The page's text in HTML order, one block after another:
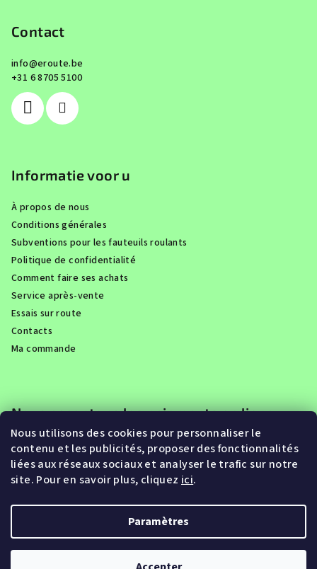
Nous utilisons des cookies pour personnaliser le
contenu et les publicités, proposer des fonctionnalités
liées aux réseaux sociaux et analyser le trafic sur notre
site. Pour en savoir plus, cliquez ici.
Paramètres
Contact
info@eroute.be
+31 6 8705 5100
Informatie voor u
À propos de nous
Conditions générales
Subventions pour les fauteuils roulants
Politique de confidentialité
Comment faire ses achats
Service après-vente
Essais sur route
Contacts
Ma commande
Nous acceptons les paiements en ligne